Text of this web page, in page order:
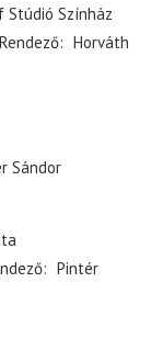
Stúdió Színház
Rendező
Horváth
Sándor
Pintér